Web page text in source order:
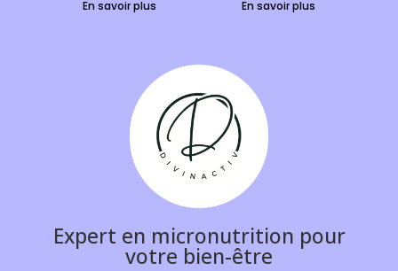
En savoir plus
En savoir plus
Expert en micronutrition pour
votre bien-être